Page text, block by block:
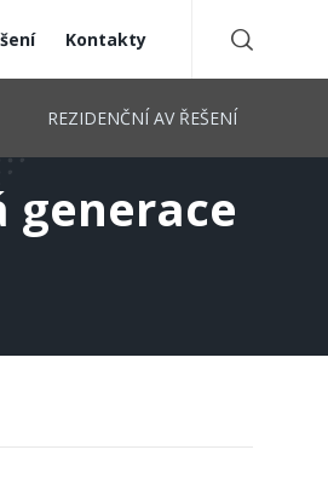
Kontakty
REZIDENČNÍ AV ŘEŠENÍ
generace